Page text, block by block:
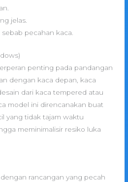
jelas.
pecahan kaca.
penting pada pandangan
dengan kaca depan, kaca
dari kaca tempered atau
model ini direncanakan buat
yang tidak tajam waktu
meminimalisir resiko luka
rancangan yang pecah